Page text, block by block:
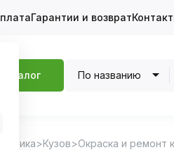
Гарантии и возврат
Каталог По названию
Кузов Окраска и ремонт